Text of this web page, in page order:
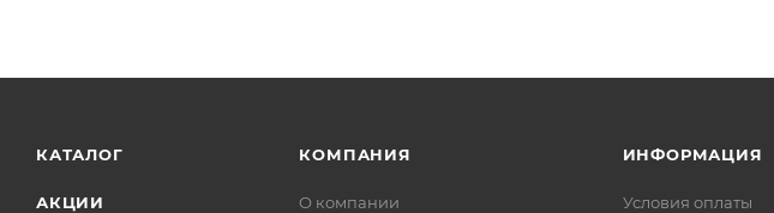
КАТАЛОГ
АКЦИИ
КОМПАНИЯ
О компании
ИНФОРМАЦИЯ
Условия оплаты